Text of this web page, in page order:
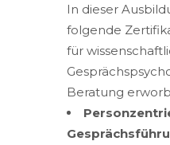
In dieser
folgende
für
Beratung